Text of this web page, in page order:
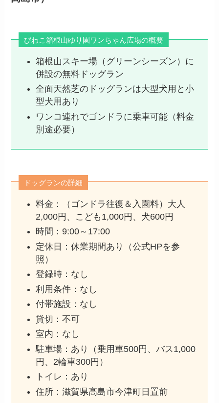
びわこ箱根山ゆり園ワンちゃん広場の概要
箱根山スキー場（グリーンシーズン）に
併設の無料ドッグラン
全面天然芝のドッグランは大型犬用と小
型犬用あり
ワンコ連れでゴンドラに乗車可能（料金
別途必要）
ドッグランの詳細
料金：（ゴンドラ往復＆入園料）大人
2,000円、こども1,000円、犬600円
時間：9:00～17:00
定休日：休業期間あり（公式HPを参
照）
登録時：なし
利用条件：なし
付帯施設：なし
貸切：不可
室内：なし
駐車場：あり（乗用車500円、バス1,000
円、2輪車300円）
トイレ：あり
住所：滋賀県高島市今津町日置前